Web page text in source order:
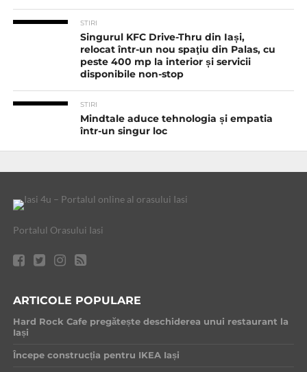
STIRI
Singurul KFC Drive-Thru din Iași,
relocat într-un nou spaţiu din Palas, cu
peste 400 mp la interior și servicii
disponibile non-stop
STIRI
Mindtale aduce tehnologia și empatia
într-un singur loc
Portalul Orasului Iasi
ARTICOLE POPULARE
Hard Rock Cafe pregătește deschiderea unui restaurant la
Iași
Începe construcția pentru IKEA Iași